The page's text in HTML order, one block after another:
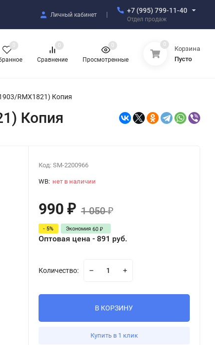
Личный кабинет
+7 (995) 799-11-40
Отдел продаж
0
Сравнение
0
Просмотренные
0 0
Корзина
Пусто
RMX1821) Копия
Копия
Код: SM-2200966
WB: нет в наличии
990 ₽ 1 050₽
- 5% Экономия 60 ₽
Оптовая цена - 891 руб.
Количество:
В КОРЗИНУ
Купить в 1 клик